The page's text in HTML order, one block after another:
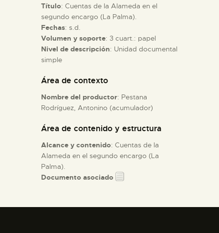
DIDÁCTICA
ESPAÑOL
Título: Cuentas de la Alameda en el
segundo encargo (La Palma).
Fechas: s.d.
Volumen y soporte: 3 cuart.: papel
Nivel de descripción: Unidad documental
simple
Área de contexto
Nombre del productor: Pestana
Rodríguez, Antonino (acumulador)
Área de contenido y estructura
Alcance y contenido: Cuentas de la
Alameda en el segundo encargo (La
Palma).
Documento asociado